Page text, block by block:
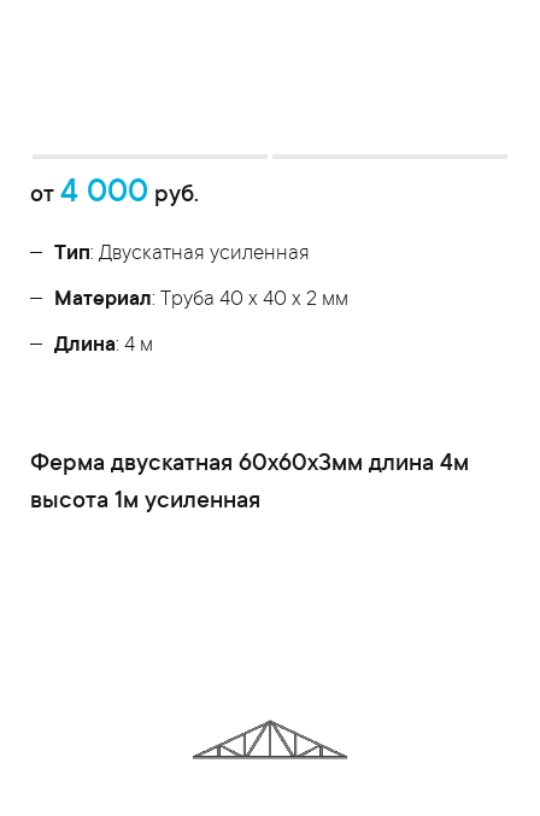
от 4 000 руб.
Тип: Двускатная усиленная
Материал: Труба 40 x 40 x 2 мм
Длина: 4 м
Ферма двускатная 60x60x3мм длина 4м
высота 1м усиленная